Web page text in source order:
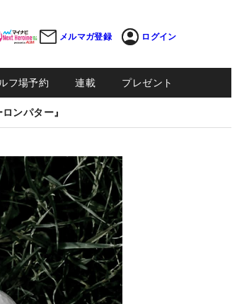
メルマガ登録 ログイン
フ場予約 連載 プレゼント
ンパター』